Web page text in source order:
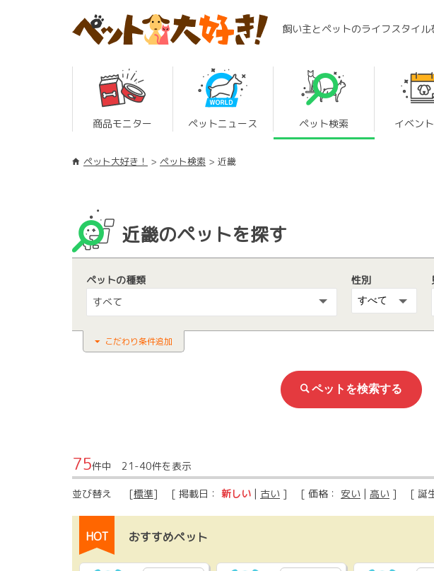
飼い主とペットのライフスタイ
商品モニター ペットニュース ペット検索 イベン
ペット大好き！ ペット検索 近畿
近畿のペットを探す
ペットの種類
すべて
性別
こだわり条件追加
75件中 21-40件を表示
並び替え [標準] [ 掲載日： 新しい | 古い ] [ 価格： 安い | 高い ] [ 誕生
HOT おすすめペット